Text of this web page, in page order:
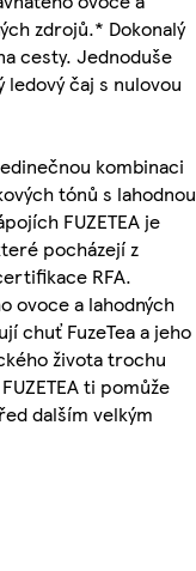
zdrojů.* Dokonalý
cesty. Jednoduše
čaj s nulovou
kombinaci
tónů s lahodnou
FUZETEA je
pocházejí z
RFA.
ovoce a lahodných
chuť FuzeTea a jeho
života trochu
ti pomůže
dalším velkým